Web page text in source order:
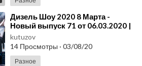
⁣Дизель Шоу 2020 8 Марта -
Новый выпуск 71 от 06.03.2020 |
Дизель cтудио, Лучшие Приколы
kutuzov
14 Просмотры · 03/08/20
Разное